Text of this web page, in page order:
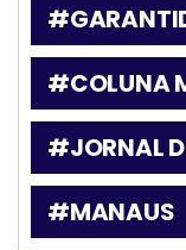
#COLUNA
#JORNAL
#MANAUS